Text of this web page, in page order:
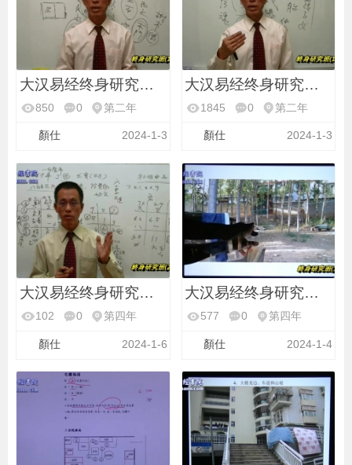
大汉易经终身研究班第
850 0 第二年
顏仕 2024-1-3
大汉易经终身研究班第
1845 0 第二年
顏仕 2024-1-3
大汉易经终身研究班第
102 0 第四年
顏仕 2024-1-6
大汉易经终身研究班第
577 0 第四年
顏仕 2024-1-4